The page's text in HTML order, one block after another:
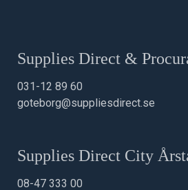
Supplies Direct &
031-12 89 60
goteborg@suppliesdirect.se
Supplies Direct City
08-47 333 00